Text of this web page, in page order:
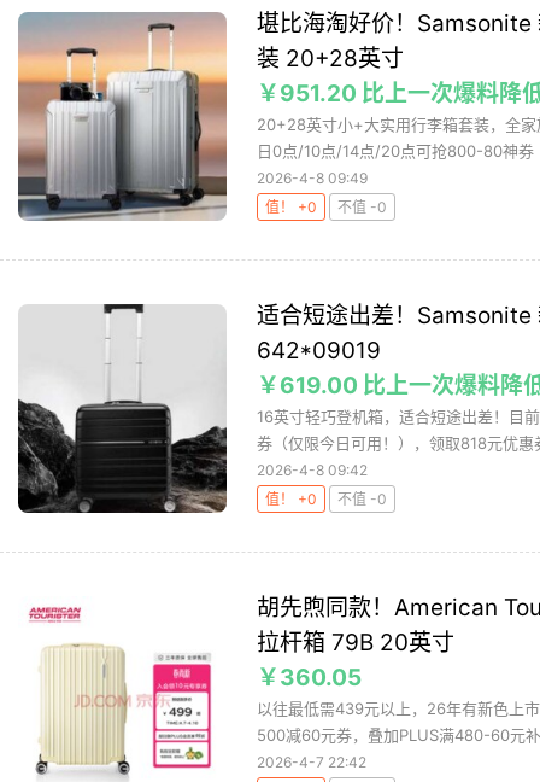
堪比海淘好价！Samsonite
装 20+28英寸
￥951.20 比上一次爆料降
20+28英寸小+大实用行李箱套装，全
日0点/10点/14点/20点可抢800-80神券
2026-4-8 09:49
值！ +0
不值 -0
适合短途出差！Samsonite
642*09019
￥619.00 比上一次爆料降
16英寸轻巧登机箱，适合短途出差！
券（仅限今日可用！），领取818元优惠
2026-4-8 09:42
值！ +0
不值 -0
胡先煦同款！American
拉杆箱 79B 20英寸
￥360.05
以往最低需439元以上，26年有新色上
500减60元券，叠加PLUS满480-60元
2026-4-7 22:42